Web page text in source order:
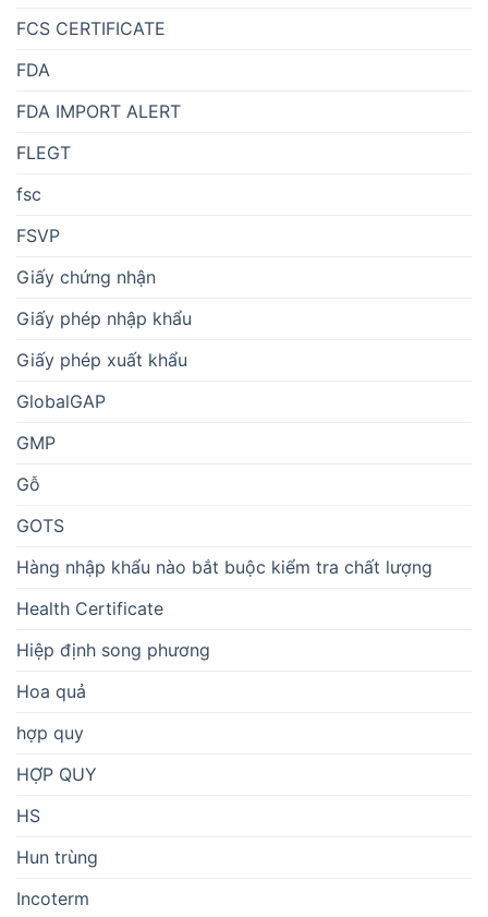
FCS CERTIFICATE
FDA
FDA IMPORT ALERT
FLEGT
fsc
FSVP
Giấy chứng nhận
Giấy phép nhập khẩu
Giấy phép xuất khẩu
GlobalGAP
GMP
Gỗ
GOTS
Hàng nhập khẩu nào bắt buộc kiểm tra chất lượng
Health Certificate
Hiệp định song phương
Hoa quả
hợp quy
HỢP QUY
HS
Hun trùng
Incoterm